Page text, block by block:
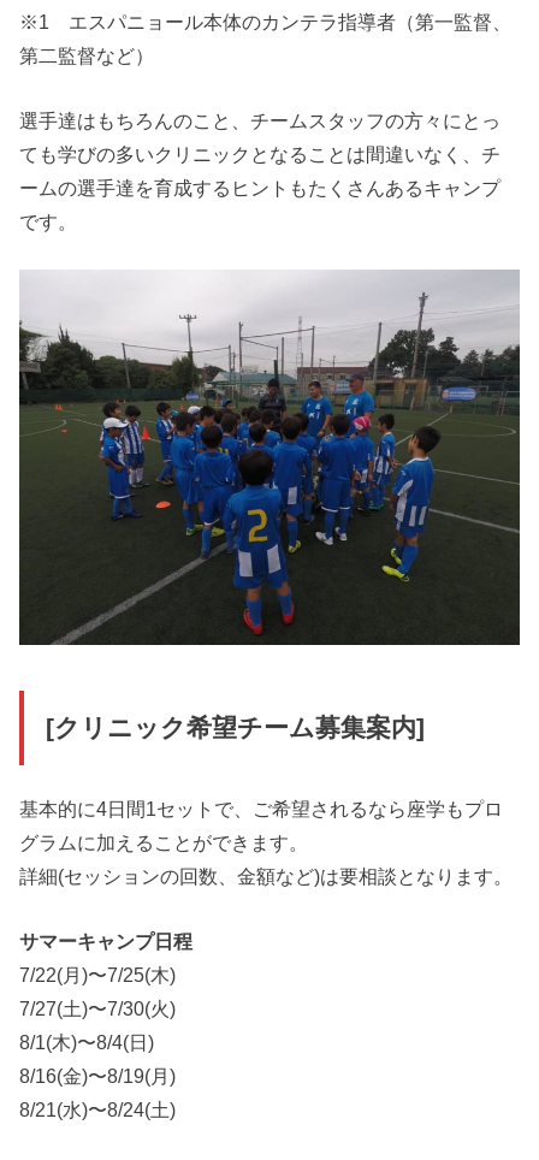
※1 エスパニョール本体のカンテラ指導者（第一監督、
第二監督など）
選手達はもちろんのこと、チームスタッフの方々にとっ
ても学びの多いクリニックとなることは間違いなく、チ
ームの選手達を育成するヒントもたくさんあるキャンプ
です。
[クリニック希望チーム募集案内]
基本的に4日間1セットで、ご希望されるなら座学もプロ
グラムに加えることができます。
詳細(セッションの回数、金額など)は要相談となります。
サマーキャンプ日程
7/22(月)〜7/25(木)
7/27(土)〜7/30(火)
8/1(木)〜8/4(日)
8/16(金)〜8/19(月)
8/21(水)〜8/24(土)